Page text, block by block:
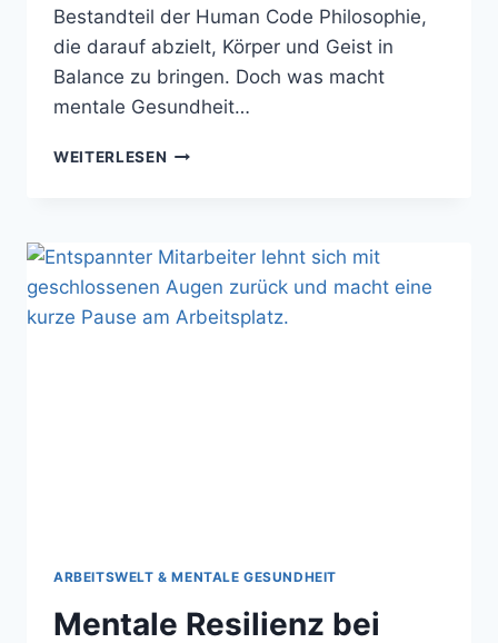
Bestandteil der Human Code Philosophie,
die darauf abzielt, Körper und Geist in
Balance zu bringen. Doch was macht
mentale Gesundheit…
WEITERLESEN MENTALE
AUSMACHT
UND
WIE
DU
ARBEITSWELT & MENTALE GESUNDHEIT
Mentale Resilienz bei